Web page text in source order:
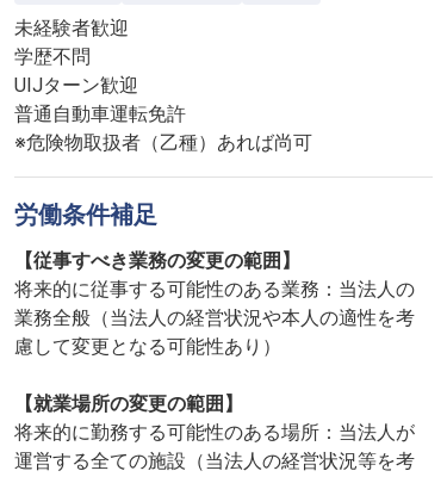
未経験者歓迎
学歴不問
UIJターン歓迎
普通自動車運転免許
※危険物取扱者（乙種）あれば尚可
労働条件補足
【従事すべき業務の変更の範囲】
将来的に従事する可能性のある業務：当法人の
業務全般（当法人の経営状況や本人の適性を考
慮して変更となる可能性あり）
【就業場所の変更の範囲】
将来的に勤務する可能性のある場所：当法人が
運営する全ての施設（当法人の経営状況等を考